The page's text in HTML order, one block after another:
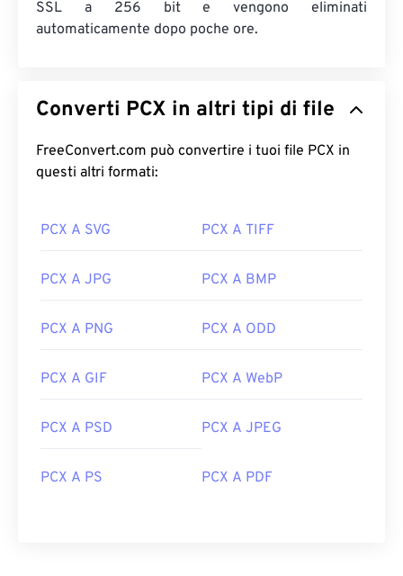
SSL a 256 bit e vengono eliminati
automaticamente dopo poche ore.
Converti PCX in altri tipi di file
FreeConvert.com può convertire i tuoi file PCX in
questi altri formati:
PCX A SVG PCX A TIFF
PCX A JPG PCX A BMP
PCX A PNG PCX A ODD
PCX A GIF PCX A WebP
PCX A PSD PCX A JPEG
PCX A PS PCX A PDF